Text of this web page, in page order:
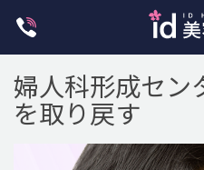
両顎手術
二重・目元整形
婦人科形成セン
を取り戻す